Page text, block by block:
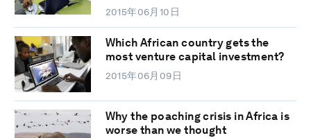
2015年06月10日
Which African country gets the
most venture capital investment?
2015年06月09日
Why the poaching crisis in Africa is
worse than we thought